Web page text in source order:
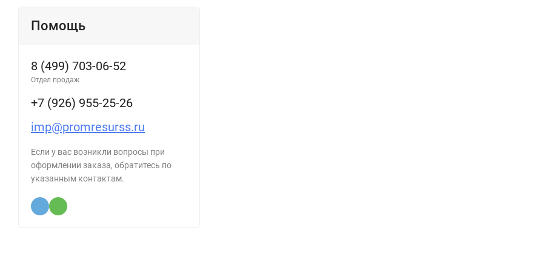
Помощь
8 (499) 703-06-52
Отдел продаж
+7 (926) 955-25-26
imp@promresurss.ru
Если у вас возникли вопросы при
оформлении заказа, обратитесь по
указанным контактам.